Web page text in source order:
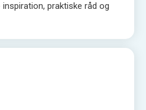
praktiske råd og